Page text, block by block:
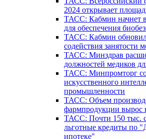
2024 открывает
ТАСС: Кабмин начнет
для обеспечения
ТАСС: Кабмин
содействия занятости
ТАСС: Минздрав
должностей медиков
ТАСС: Минпромторг
искусственного
промышленности
ТАСС: Объем
фармпродукции вырос
ТАСС: Почти 150 тыс.
льготные кредиты по
ипотеке"